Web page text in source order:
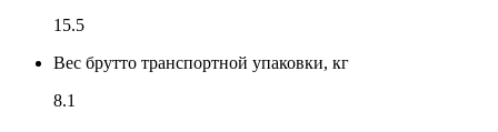
15.5
Вес брутто транспортной упаковки, кг
8.1